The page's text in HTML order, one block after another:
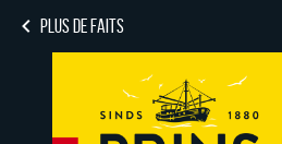
PLUS DE FAITS